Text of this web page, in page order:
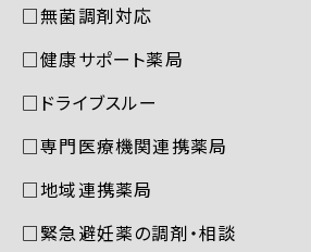
□無菌調剤対応
□健康サポート薬局
□ドライブスルー
□専門医療機関連携薬局
□地域連携薬局
□緊急避妊薬の調剤・相談